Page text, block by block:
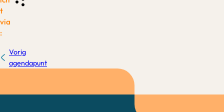
t
via
:
Vorig
agendapunt